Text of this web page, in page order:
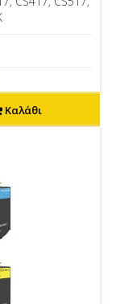
Καλάθι